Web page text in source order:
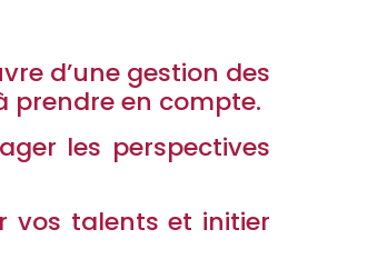
d’une gestion des
prendre en compte.
les perspectives
vos talents et initier